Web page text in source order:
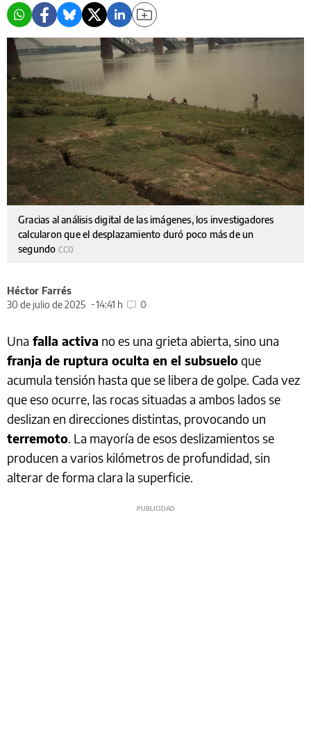
Gracias al análisis digital de las imágenes, los investigadores
calcularon que el desplazamiento duró poco más de un
segundo CC0
Héctor Farrés
30 de julio de 2025
14:41 h 0
Una falla activa no es una grieta abierta, sino una
franja de ruptura oculta en el subsueloque
acumula tensión hasta que se libera de golpe. Cada vez
que eso ocurre, las rocas situadas a ambos lados se
deslizan en direcciones distintas, provocando un
terremoto. La mayoría de esos deslizamientos se
producen a varios kilómetros de profundidad, sin
alterar de forma clara la superficie.